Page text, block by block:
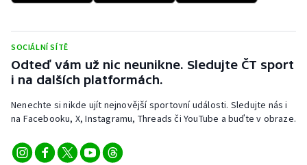
SOCIÁLNÍ SÍTĚ
Odteď vám už nic neunikne. Sledujte ČT sport
i na dalších platformách.
Nenechte si nikde ujít nejnovější sportovní události. Sledujte nás i
na Facebooku, X, Instagramu, Threads či YouTube a buďte v obraze.